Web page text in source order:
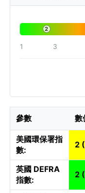
2
1 3
參數 數
美國環保署指
數:
2
英國 DEFRA
指數:
2